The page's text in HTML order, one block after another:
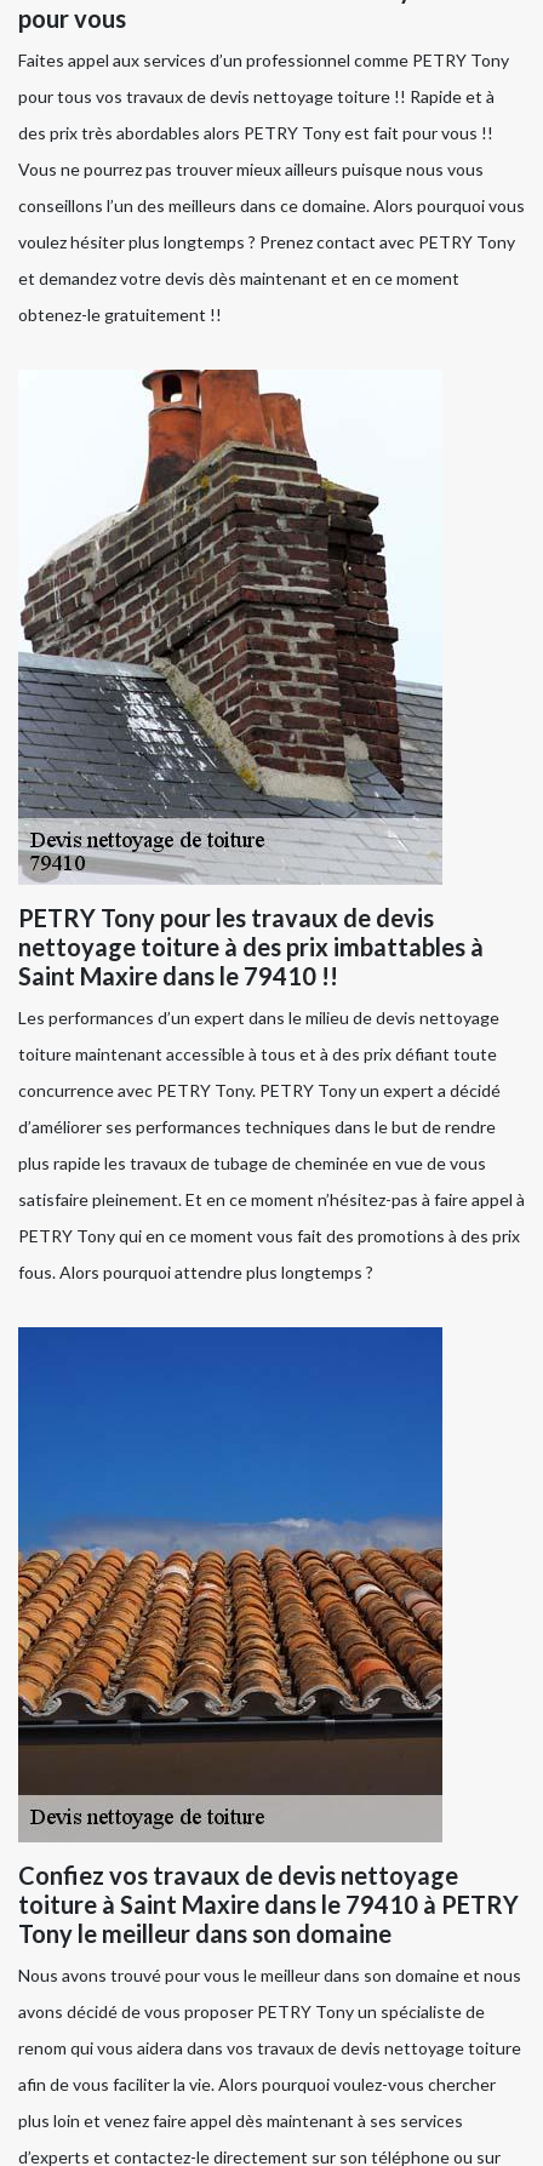
pour vous
Faites appel aux services d’un professionnel comme PETRY Tony
pour tous vos travaux de devis nettoyage toiture !! Rapide et à
des prix très abordables alors PETRY Tony est fait pour vous !!
Vous ne pourrez pas trouver mieux ailleurs puisque nous vous
conseillons l’un des meilleurs dans ce domaine. Alors pourquoi vous
voulez hésiter plus longtemps ? Prenez contact avec PETRY Tony
et demandez votre devis dès maintenant et en ce moment
obtenez-le gratuitement !!
PETRY Tony pour les travaux de devis
nettoyage toiture à des prix imbattables à
Saint Maxire dans le 79410 !!
Les performances d’un expert dans le milieu de devis nettoyage
toiture maintenant accessible à tous et à des prix défiant toute
concurrence avec PETRY Tony. PETRY Tony un expert a décidé
d’améliorer ses performances techniques dans le but de rendre
plus rapide les travaux de tubage de cheminée en vue de vous
satisfaire pleinement. Et en ce moment n’hésitez-pas à faire appel à
PETRY Tony qui en ce moment vous fait des promotions à des prix
fous. Alors pourquoi attendre plus longtemps ?
Confiez vos travaux de devis nettoyage
toiture à Saint Maxire dans le 79410 à PETRY
Tony le meilleur dans son domaine
Nous avons trouvé pour vous le meilleur dans son domaine et nous
avons décidé de vous proposer PETRY Tony un spécialiste de
renom qui vous aidera dans vos travaux de devis nettoyage toiture
afin de vous faciliter la vie. Alors pourquoi voulez-vous chercher
plus loin et venez faire appel dès maintenant à ses services
d’experts et contactez-le directement sur son téléphone ou sur